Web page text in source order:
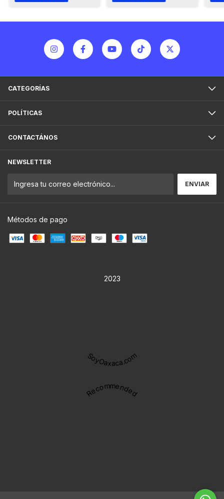
CATEGORÍAS
POLÍTICAS
CONTACTÁNOS
NEWSLETTER
Métodos de pago
2023
SoyOaxaca.com
Recommended